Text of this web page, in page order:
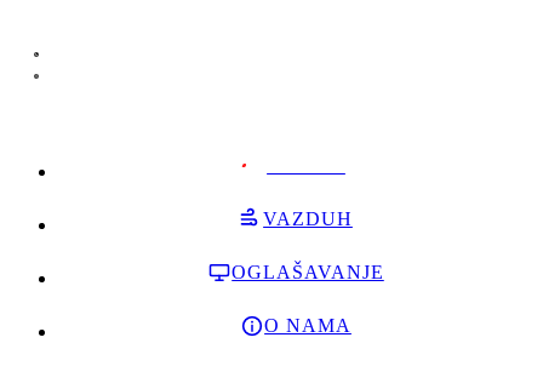
VAZDUH
OGLAŠAVANJE
O NAMA